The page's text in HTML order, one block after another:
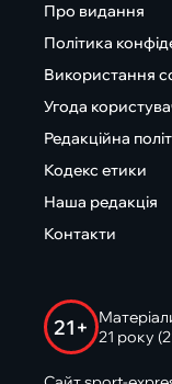
Про видання
Політика
Використання
Угода
Редакційна
Кодекс етики
Наша редакція
Контакти
21+
21 року